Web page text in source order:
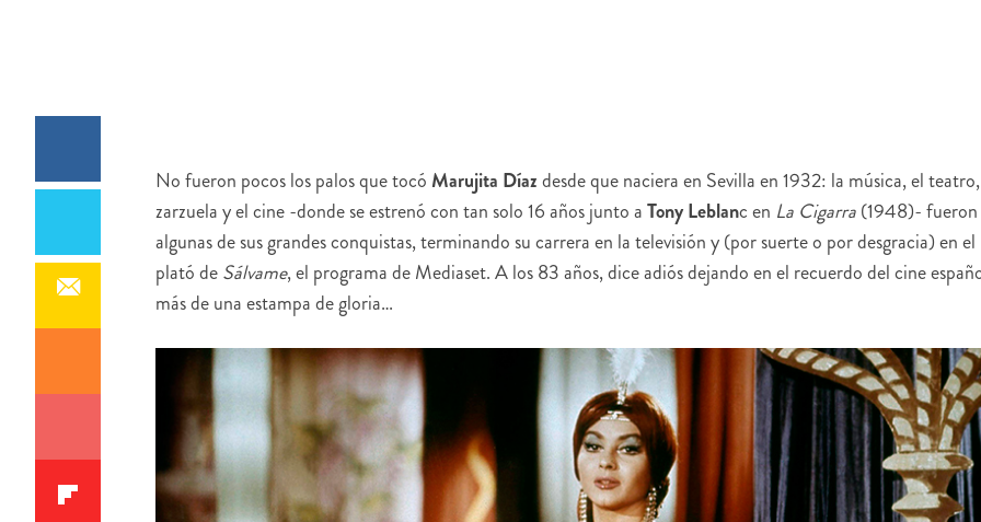
No fueron pocos los palos que tocó Marujita Díazdesde que naciera en Sevilla en 1932: la música, el
zarzuela y el cine -donde se estrenó con tan solo 16 años junto aTony Leblanc en La Cigarra(1948)- fueron
algunas de sus grandes conquistas, terminando su carrera en la televisión y (por suerte o por desgracia) en el
plató deSálvame, el programa de Mediaset. A los 83 años, dice adiós dejando en el recuerdo del cine
más de una estampa de gloria…